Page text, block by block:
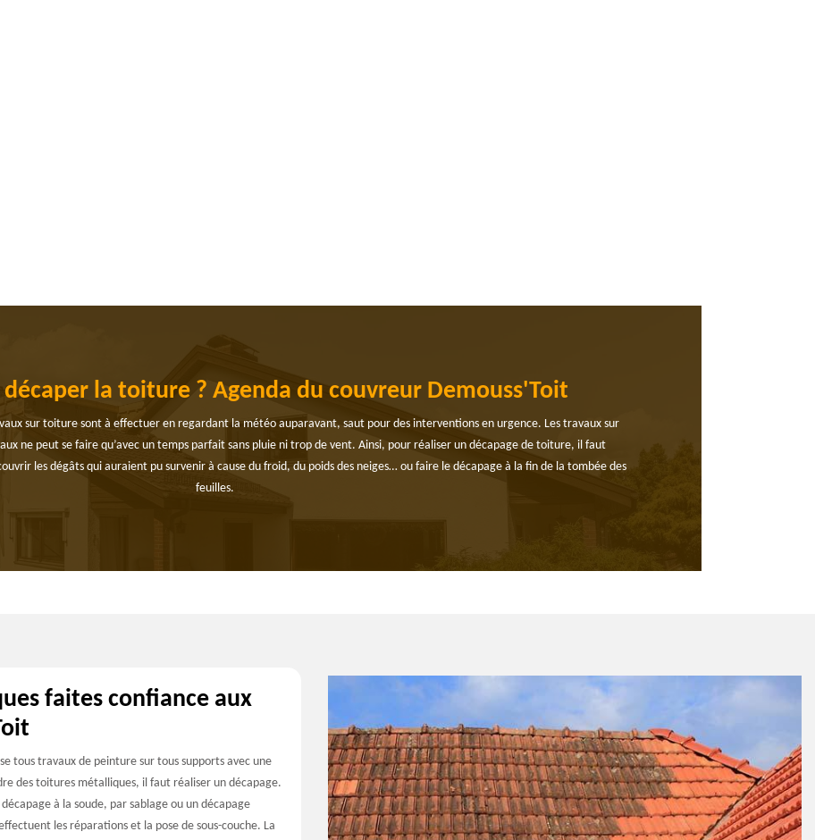
la toiture ? Agenda du couvreur Demouss'Toit
sur toiture sont à effectuer en regardant la météo auparavant, saut pour des interventions en urgence. Les travaux sur
ne peut se faire qu’avec un temps parfait sans pluie ni trop de vent. Ainsi, pour réaliser un décapage de toiture, il faut
les dégâts qui auraient pu survenir à cause du froid, du poids des neiges… ou faire le décapage à la fin de la tombée des
feuilles.
faites confiance aux
tous travaux de peinture sur tous supports avec une
des toitures métalliques, il faut réaliser un décapage.
à la soude, par sablage ou un décapage
les réparations et la pose de sous-couche. La